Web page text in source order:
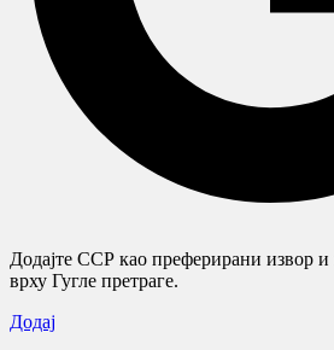
Додајте ССР као преферирани извор
врху Гугле претраге.
Додај